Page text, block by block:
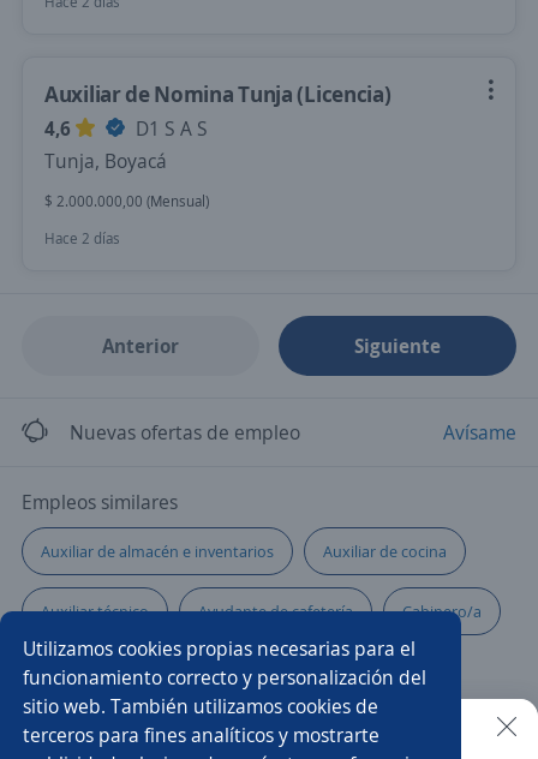
Utilizamos cookies propias necesarias para el
funcionamiento correcto y personalización del
sitio web. También utilizamos cookies de
terceros para fines analíticos y mostrarte
Auxiliar de Nomina Tunja (Licencia)
4,6
D1 S A S
Tunja, Boyacá
$ 2.000.000,00 (Mensual)
Hace 2 días
Anterior Siguiente
Nuevas ofertas de empleo Avísame
Empleos similares
Auxiliar de almacén e inventarios Auxiliar de cocina
Auxiliar técnico Ayudante de cafetería Cabinero/a
Asistente telefónico Auxiliar de cartera
Auxiliar de metalmecánica Auxiliar de ruta